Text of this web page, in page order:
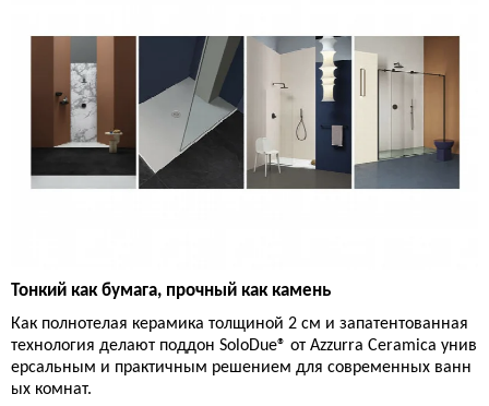
Тонкий как бумага, прочный как камень
Как полнотелая керамика толщиной 2 см и запатентованная
технология делают поддон SoloDue® от Azzurra Ceramica унив
ерсальным и практичным решением для современных ванн
ых комнат.